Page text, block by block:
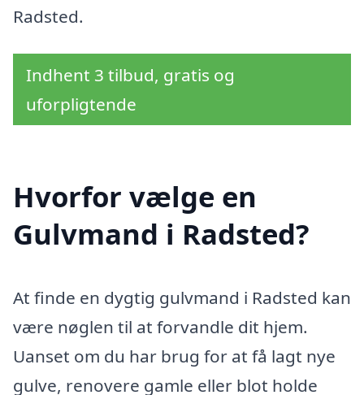
Radsted.
Indhent 3 tilbud, gratis og
uforpligtende
Hvorfor vælge en
Gulvmand i Radsted?
At finde en dygtig gulvmand i Radsted kan
være nøglen til at forvandle dit hjem.
Uanset om du har brug for at få lagt nye
gulve, renovere gamle eller blot holde